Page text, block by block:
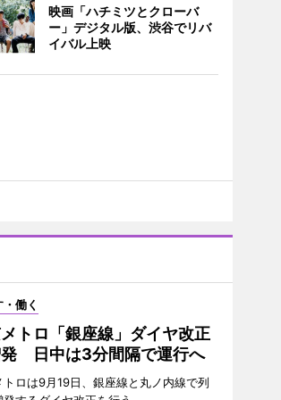
映画「ハチミツとクローバ
ー」デジタル版、渋谷でリバ
イバル上映
働く
トロ「銀座線」ダイヤ改正
日中は3分間隔で運行へ
トロは9月19日、銀座線と丸ノ内線で列